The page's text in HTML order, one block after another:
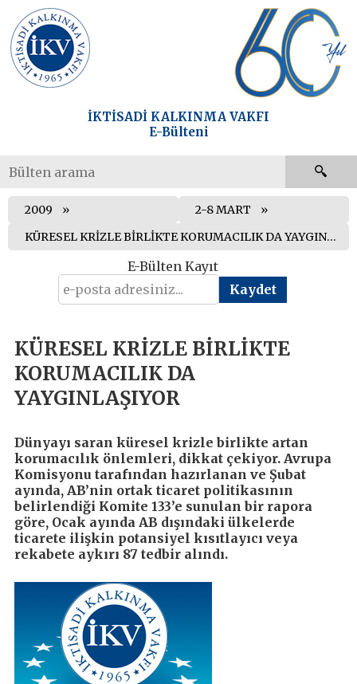
İKTİSADİ KALKINMA VAKFI
E-Bülteni
2009
2-8 MART
KÜRESEL KRİZLE BİRLİKTE KORUMACILIK DA YAYGINLAŞIYOR
E-Bülten Kayıt
KÜRESEL KRİZLE BİRLİKTE
KORUMACILIK DA
YAYGINLAŞIYOR
Dünyayı saran küresel krizle birlikte artan
korumacılık önlemleri, dikkat çekiyor. Avrupa
Komisyonu tarafından hazırlanan ve Şubat
ayında, AB’nin ortak ticaret politikasının
belirlendiği Komite 133’e sunulan bir rapora
göre, Ocak ayında AB dışındaki ülkelerde
ticarete ilişkin potansiyel kısıtlayıcı veya
rekabete aykırı 87 tedbir alındı.